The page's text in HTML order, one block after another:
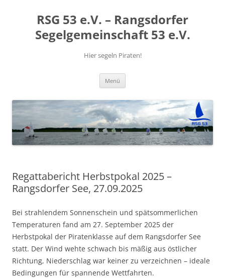
RSG 53 e.V. – Rangsdorfer
Segelgemeinschaft 53 e.V.
Hier segeln Piraten!
Menü
Regattabericht Herbstpokal 2025 –
Rangsdorfer See, 27.09.2025
Bei strahlendem Sonnenschein und spätsommerlichen
Temperaturen fand am 27. September 2025 der
Herbstpokal der Piratenklasse auf dem Rangsdorfer See
statt. Der Wind wehte schwach bis mäßig aus östlicher
Richtung, Niederschlag war keiner zu verzeichnen – ideale
Bedingungen für spannende Wettfahrten.